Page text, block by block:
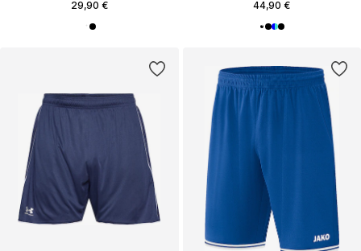
29,90 € 44,90 €